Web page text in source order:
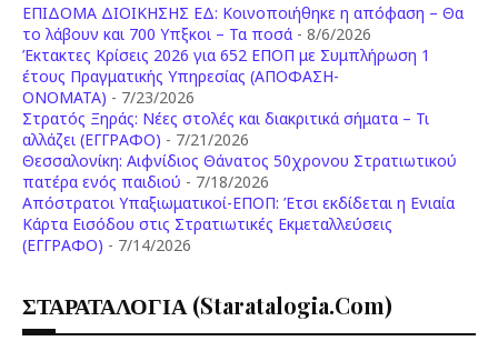
ΕΠΙΔΟΜΑ ΔΙΟΙΚΗΣΗΣ ΕΔ: Κοινοποιήθηκε η απόφαση – Θα
το λάβουν και 700 Υπξκοι – Τα ποσά - 8/6/2026
Έκτακτες Κρίσεις 2026 για 652 ΕΠΟΠ με Συμπλήρωση 1
έτους Πραγματικής Υπηρεσίας (ΑΠΟΦΑΣΗ-
ONOMATA) - 7/23/2026
Στρατός Ξηράς: Νέες στολές και διακριτικά σήματα – Τι
αλλάζει (ΕΓΓΡΑΦΟ) - 7/21/2026
Θεσσαλονίκη: Αιφνίδιος Θάνατος 50χρονου Στρατιωτικού
πατέρα ενός παιδιού - 7/18/2026
Απόστρατοι Υπαξιωματικοί-ΕΠΟΠ: Έτσι εκδίδεται η Ενιαία
Κάρτα Εισόδου στις Στρατιωτικές Εκμεταλλεύσεις
(ΕΓΓΡΑΦΟ) - 7/14/2026
ΣΤΑΡΑΤΑΛΟΓΙΑ (staratalogia.com)